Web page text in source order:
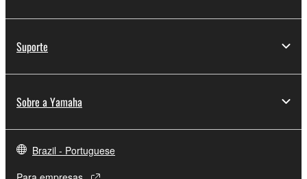
Suporte
Sobre a Yamaha
Brazil - Portuguese